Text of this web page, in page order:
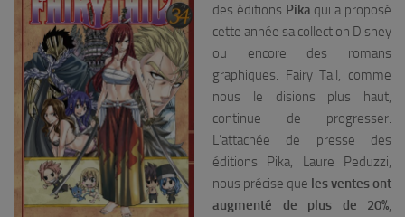
des éditions Pika qui a proposé
cette année sa collection Disney
ou encore des romans
graphiques. Fairy Tail, comme
nous le disions plus haut,
continue de progresser.
L’attachée de presse des
éditions Pika, Laure Peduzzi,
nous précise que les ventes ont
augmenté de plus de 20%,